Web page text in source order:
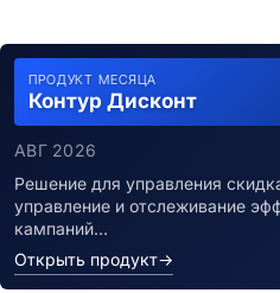
ПРОДУКТ МЕСЯЦА
Контур Дисконт
АВГ 2026
Решение для управления
управление и отслеживание
кампаний…
Открыть продукт→